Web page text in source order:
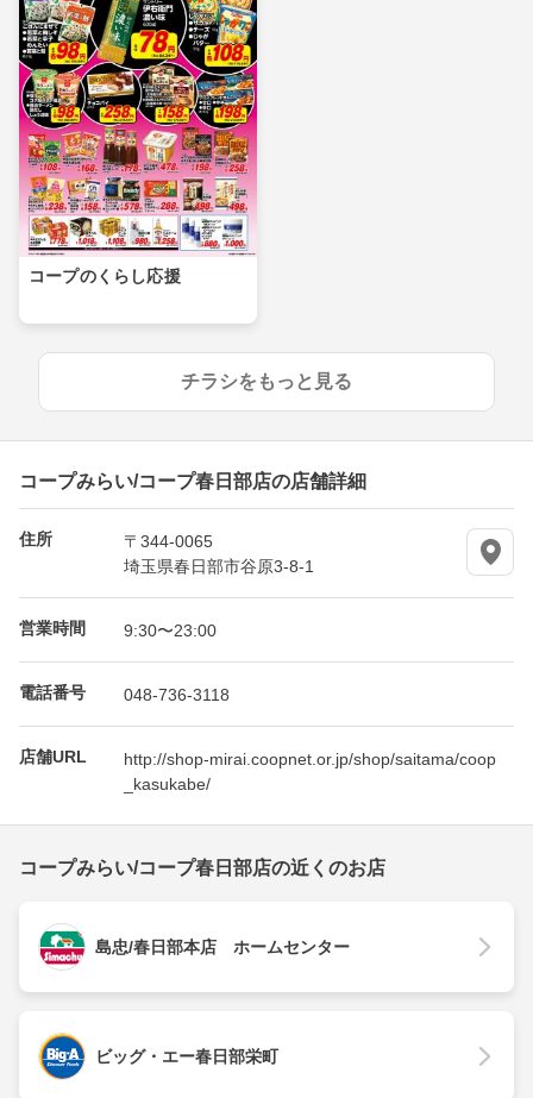
コープのくらし応援
チラシをもっと見る
コープみらい/コープ春日部店の店舗詳細
住所
〒344-0065
埼玉県春日部市谷原3-8-1
営業時間 9:30〜23:00
電話番号 048-736-3118
店舗URL
http://shop-mirai.coopnet.or.jp/shop/saitama/coop
_kasukabe/
コープみらい/コープ春日部店の近くのお店
島忠/春日部本店 ホームセンター
ビッグ・エー春日部栄町